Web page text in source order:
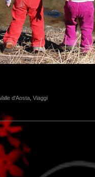
d'Aosta, Viaggi